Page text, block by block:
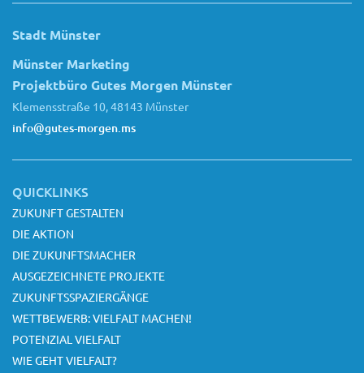
Stadt Münster
Münster Marketing
Projektbüro Gutes Morgen Münster
Klemensstraße 10, 48143 Münster
info@gutes-morgen.ms
QUICKLINKS
ZUKUNFT GESTALTEN
DIE AKTION
DIE ZUKUNFTSMACHER
AUSGEZEICHNETE PROJEKTE
ZUKUNFTSSPAZIERGÄNGE
WETTBEWERB: VIELFALT MACHEN!
POTENZIAL VIELFALT
WIE GEHT VIELFALT?